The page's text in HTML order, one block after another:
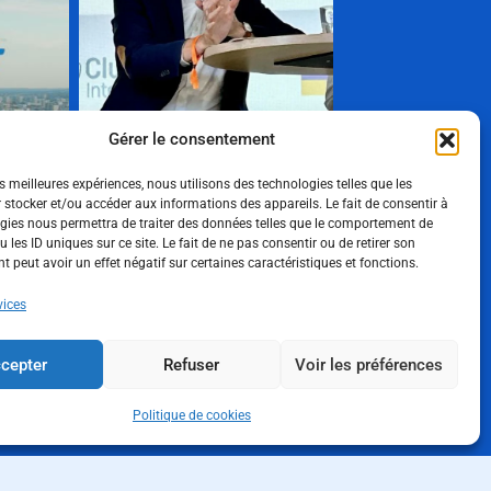
Gérer le consentement
meilleures expériences, nous utilisons des technologies telles que les
stocker et/ou accéder aux informations des appareils. Le fait de consentir à
nous permettra de traiter des données telles que le comportement de
les ID uniques sur ce site. Le fait de ne pas consentir ou de retirer son
peut avoir un effet négatif sur certaines caractéristiques et fonctions.
Refuser Voir les préférences
Politique de cookies
Show More
Politique de confidentialité